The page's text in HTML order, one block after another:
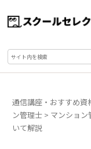
通信講座・おすすめ資
ン管理士 > マンショ
いて解説